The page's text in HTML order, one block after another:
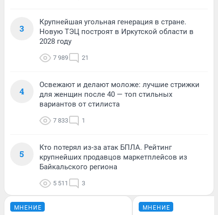
3
Крупнейшая угольная генерация в стране.
Новую ТЭЦ построят в Иркутской области в
2028 году
7 989 21
4
Освежают и делают моложе: лучшие стрижки
для женщин после 40 — топ стильных
вариантов от стилиста
7 833 1
5
Кто потерял из-за атак БПЛА. Рейтинг
крупнейших продавцов маркетплейсов из
Байкальского региона
5 511 3
МНЕНИЕ МНЕНИЕ